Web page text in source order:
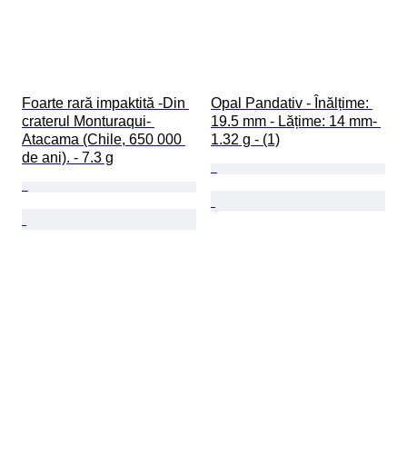
Foarte rară impaktită -Din
craterul Monturaqui-
Atacama (Chile, 650 000
de ani). - 7.3 g
Opal Pandativ - Înălțime:
19.5 mm - Lățime: 14 mm-
1.32 g - (1)